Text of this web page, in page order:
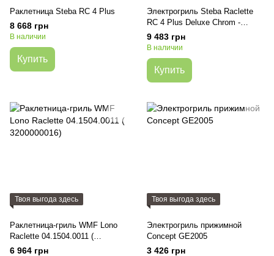
Раклетница Steba RC 4 Plus
8 668 грн
В наличии
Купить
Электрогриль Steba Raclette
RC 4 Plus Deluxe Chrom -
1450W
9 483 грн
В наличии
Купить
Твоя выгода здесь
Раклетница-гриль WMF Lono
Raclette 04.1504.0011 (
3200000016)
6 964 грн
Твоя выгода здесь
Электрогриль прижимной
Concept GE2005
3 426 грн